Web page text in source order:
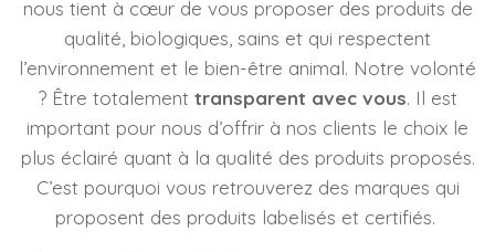
nous tient à cœur de vous proposer des produits de
qualité, biologiques, sains et qui respectent
l’environnement et le bien-être animal. Notre volonté
? Être totalement transparent avec vous. Il est
important pour nous d’offrir à nos clients le choix le
plus éclairé quant à la qualité des produits proposés.
C’est pourquoi vous retrouverez des marques qui
proposent des produits labelisés et certifiés.